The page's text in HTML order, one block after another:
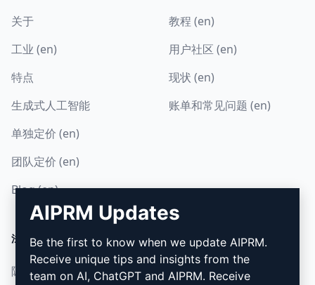
关于
工业 (en)
特点
生成式人工智能
单独定价 (en)
团队定价 (en)
Blog (en)
教程 (en)
用户社区 (en)
现状 (en)
账单和常见问题 (en)
法律
隐私政策 (en)
下载
如何安装 (en)
AIPRM Updates
Be the first to know when we update AIPRM.
Receive unique tips and insights from the
team on AI, ChatGPT and AIPRM. Receive